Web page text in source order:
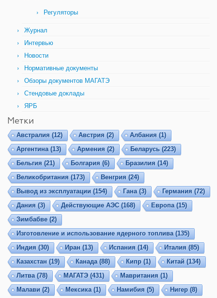
Регуляторы
Журнал
Интервью
Новости
Нормативные документы
Обзоры документов МАГАТЭ
Стендовые доклады
ЯРБ
Метки
Австралия (12) Австрия (2) Албания (1)
Аргентина (13) Армения (2) Беларусь (223)
Бельгия (21) Болгария (6) Бразилия (14)
Великобритания (173) Венгрия (24)
Вывод из эксплуатации (154) Гана (3) Германия (72)
Дания (3) Действующие АЭС(168) Европа (15)
Зимбабве (2)
Изготовление и использование ядерного топлива (135)
Индия (30) Иран (13) Испания (14) Италия (85)
Казахстан (19) Канада (88) Кипр (1) Китай (134)
Литва (78) МАГАТЭ (431) Мавритания (1)
Малави (2) Мексика (1) Намибия (5) Нигер (8)